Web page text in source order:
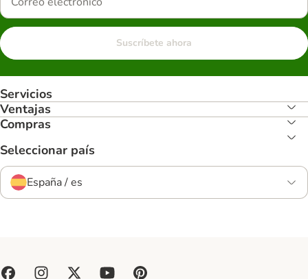
Suscríbete ahora
Servicios
Ventajas
Compras
Seleccionar país
España / es